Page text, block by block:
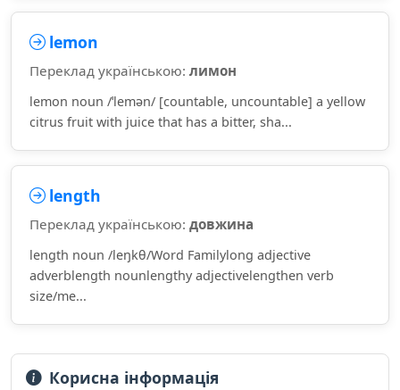
lemon
Переклад українською: лимон
lemon noun /ˈlemən/ [countable, uncountable] a yellow
citrus fruit with juice that has a bitter, sha...
length
Переклад українською: довжина
length noun /leŋkθ/Word Familylong adjective
adverblength nounlengthy adjectivelengthen verb
size/me...
Корисна інформація